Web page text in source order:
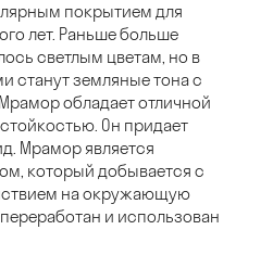
покрытием для
лет. Раньше больше
светлым цветам, но в
станут земляные тона с
обладает отличной
Он придает
Мрамор является
который добывается с
на окружающую
и использован